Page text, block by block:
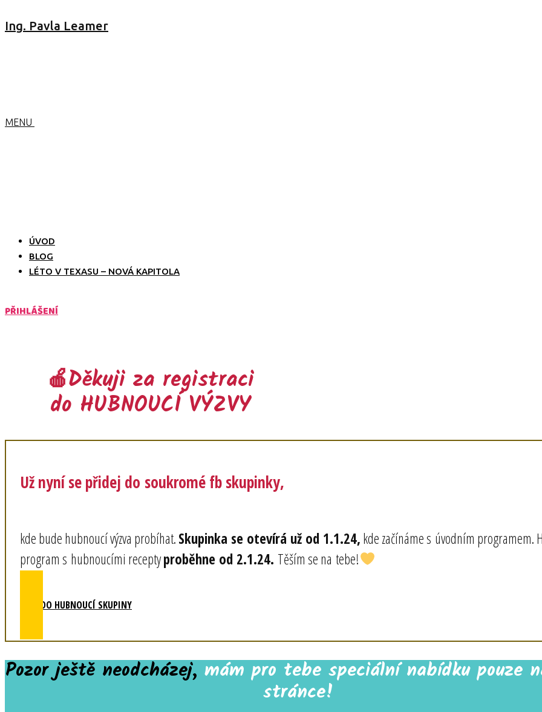
Ing. Pavla Leamer
MENU
ÚVOD
BLOG
LÉTO V TEXASU – NOVÁ KAPITOLA
PŘIHLÁŠENÍ
🍎Děkuji za registraci
do HUBNOUCÍ VÝZVY
Už nyní se přidej do soukromé fb skupinky,
kde bude hubnoucí výzva probíhat.Skupinka se otevírá už od 1.1.24,kde začínáme s úvodním programem.
program s hubnoucími receptyproběhne od 2.1.24. Těším se na tebe!
CHCI DO HUBNOUCÍ SKUPINY
Pozor ještě neodcházej, mám pro tebe speciální nabídku pouze
stránce!